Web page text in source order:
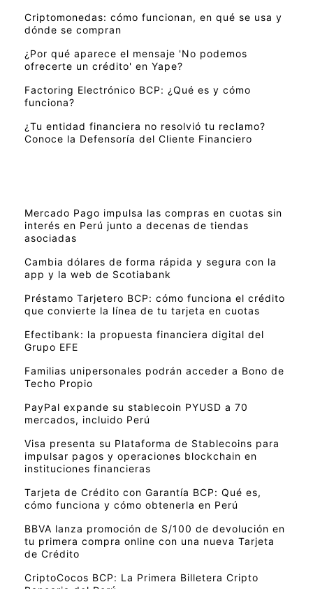
Criptomonedas: cómo funcionan, en qué se usa y
dónde se compran
¿Por qué aparece el mensaje 'No podemos
ofrecerte un crédito' en Yape?
Factoring Electrónico BCP: ¿Qué es y cómo
funciona?
¿Tu entidad financiera no resolvió tu reclamo?
Conoce la Defensoría del Cliente Financiero
Mercado Pago impulsa las compras en cuotas sin
interés en Perú junto a decenas de tiendas
asociadas
Cambia dólares de forma rápida y segura con la
app y la web de Scotiabank
Préstamo Tarjetero BCP: cómo funciona el crédito
que convierte la línea de tu tarjeta en cuotas
Efectibank: la propuesta financiera digital del
Grupo EFE
Familias unipersonales podrán acceder a Bono de
Techo Propio
PayPal expande su stablecoin PYUSD a 70
mercados, incluido Perú
Visa presenta su Plataforma de Stablecoins para
impulsar pagos y operaciones blockchain en
instituciones financieras
Tarjeta de Crédito con Garantía BCP: Qué es,
cómo funciona y cómo obtenerla en Perú
BBVA lanza promoción de S/100 de devolución en
tu primera compra online con una nueva Tarjeta
de Crédito
CriptoCocos BCP: La Primera Billetera Cripto